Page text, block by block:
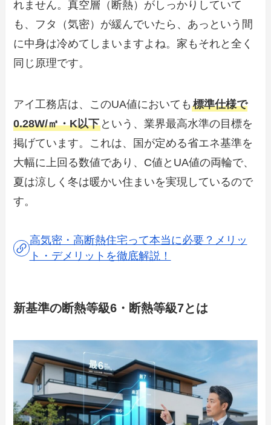
れません。真空層（断熱）がしっかりしていて
も、フタ（気密）が緩んでいたら、あっという間
に中身は冷めてしまいますよね。家もそれと全く
同じ原理です。
アイ工務店は、このUA値においても標準仕様で
0.28W/㎡・K以下 という、業界最高水準の目標を
掲げています。これは、国が定める省エネ基準を
大幅に上回る数値であり、C値とUA値の両輪で、
夏は涼しく冬は暖かい住まいを実現しているので
す。
高気密・高断熱住宅って本当に必要？メリッ
ト・デメリットを徹底解説！
新基準の断熱等級6・断熱等級7とは